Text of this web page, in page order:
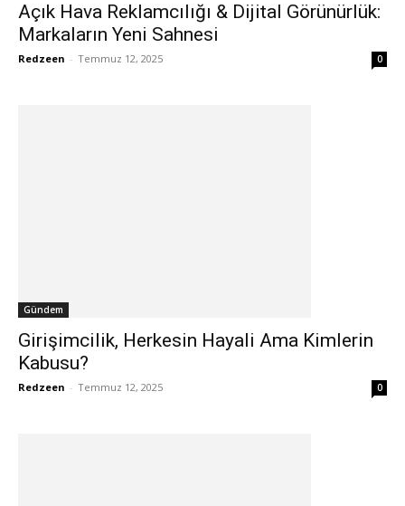
Açık Hava Reklamcılığı & Dijital Görünürlük:
Markaların Yeni Sahnesi
Redzeen - Temmuz 12, 2025 0
Gündem
Girişimcilik, Herkesin Hayali Ama Kimlerin
Kabusu?
Redzeen - Temmuz 12, 2025 0